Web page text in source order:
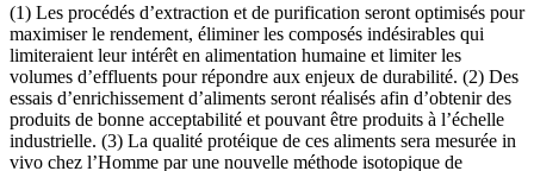
(1) Les procédés d’extraction et de purification seront optimisés pour
maximiser le rendement, éliminer les composés indésirables qui
limiteraient leur intérêt en alimentation humaine et limiter les
volumes d’effluents pour répondre aux enjeux de durabilité. (2) Des
essais d’enrichissement d’aliments seront réalisés afin d’obtenir des
produits de bonne acceptabilité et pouvant être produits à l’échelle
industrielle. (3) La qualité protéique de ces aliments sera mesurée in
vivo chez l’Homme par une nouvelle méthode isotopique de